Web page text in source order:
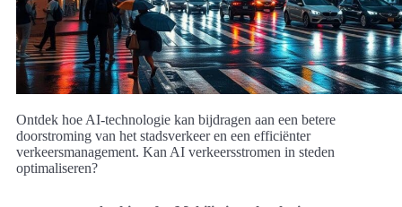
Ontdek hoe AI-technologie kan bijdragen aan een betere
doorstroming van het stadsverkeer en een efficiënter
verkeersmanagement. Kan AI verkeersstromen in steden
optimaliseren?